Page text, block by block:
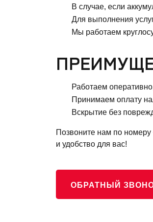
В случае, если
Для выполнения
Мы работаем
Работаем
Принимаем оплату
Вскрытие без
Позвоните нам по номеру
и удобство для вас!
ОБРАТНЫЙ